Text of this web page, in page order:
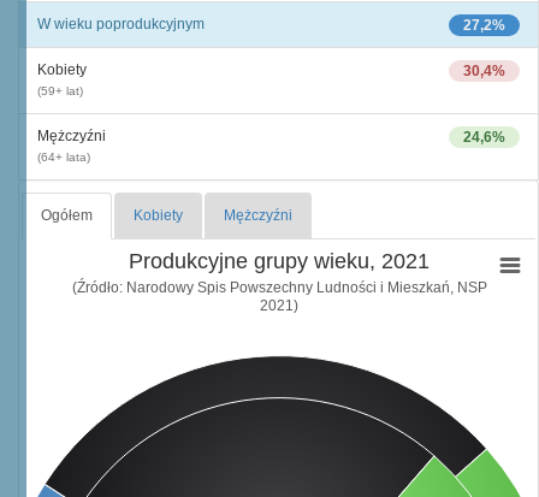
27,2%
W wieku poprodukcyjnym
30,4%
Kobiety
(59+ lat)
24,6%
Mężczyźni
(64+ lata)
Ogółem Kobiety Mężczyźni
Produkcyjne grupy wieku, 2021
(Źródło: Narodowy Spis Powszechny Ludności i Mieszkań, NSP
2021)